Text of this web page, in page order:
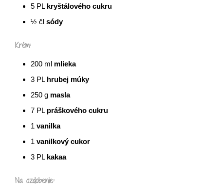
5 PL kryštálového cukru
½ čl sódy
Krém:
200 ml mlieka
3 PL hrubej múky
250 g masla
7 PL práškového cukru
1 vanilka
1 vanilkový cukor
3 PL kakaa
Na ozdobenie: